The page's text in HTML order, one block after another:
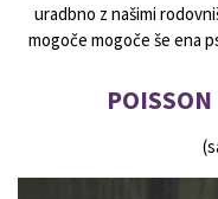
uradbno z našimi
mogoče mogoče še ena
POISSON